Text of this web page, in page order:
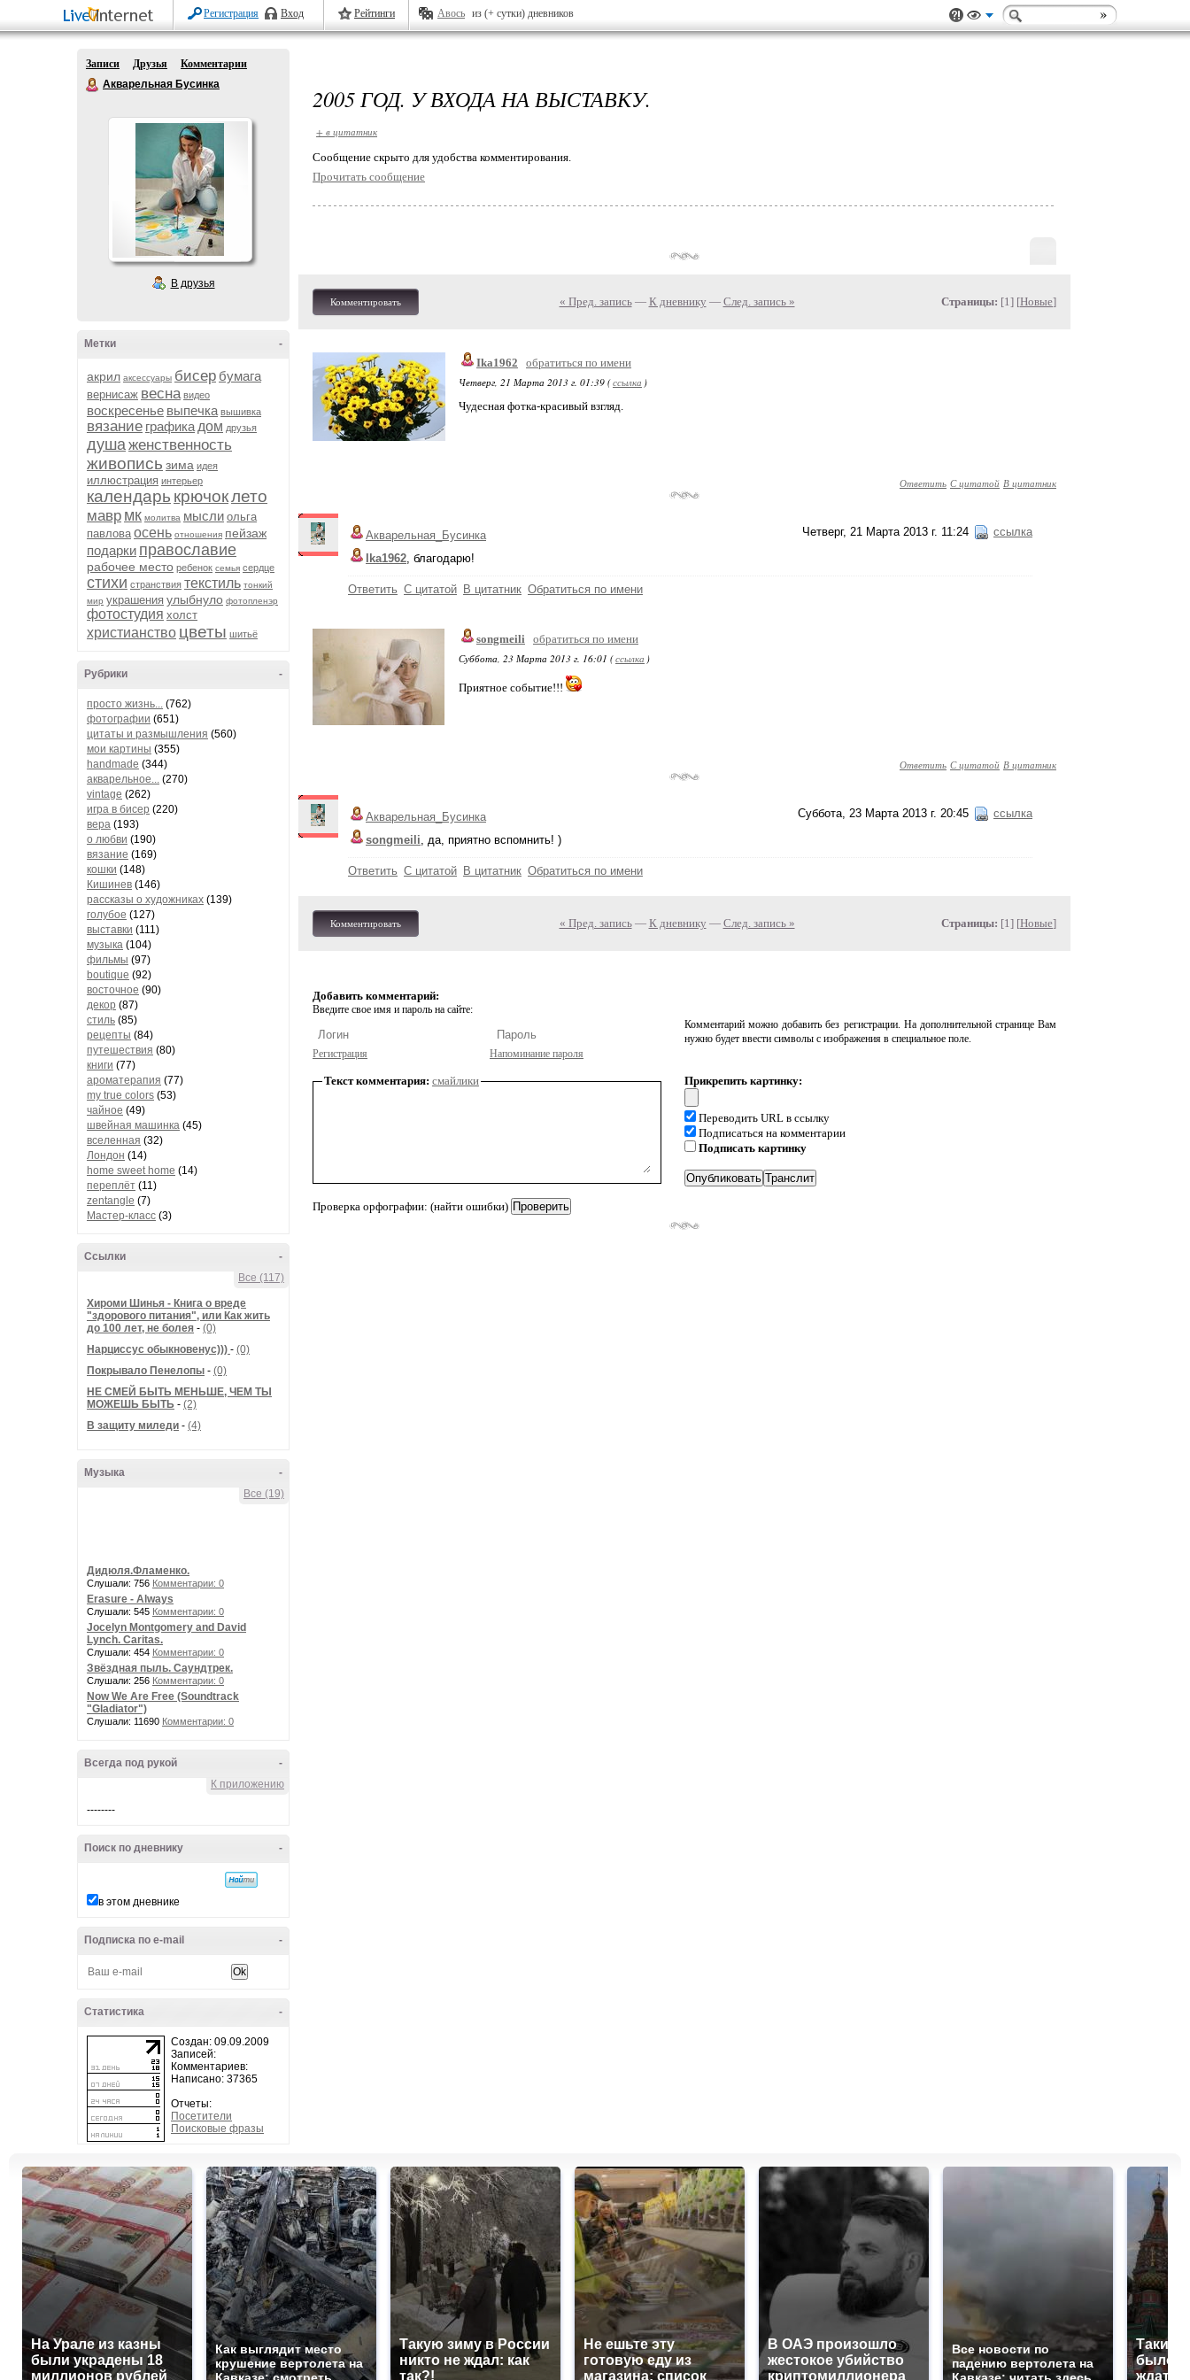
Регистрация Вход Рейтинги Авось из (+ сутки) дневников
Записи Друзья
Комментарии
Акварельная Бусинка
В друзья
-
Метки
акрил аксессуары бисер бумага
вернисаж весна видео
воскресенье выпечка вышивка
вязание графика дом друзья
душаженственность
живопись зима идея
иллюстрация интерьер
календарь крючоклето
мавр мк молитва мысли ольга
павлова осень отношения пейзаж
подарки православие
рабочее место ребенок семья сердце
стихи странствия текстиль тонкий
мир украшения улыбнуло фотопленэр
фотостудия холст
христианство цветы шитьё
-
Рубрики
просто жизнь... (762)
фотографии (651)
цитаты и размышления (560)
мои картины (355)
handmade (344)
акварельное... (270)
vintage (262)
игра в бисер (220)
вера (193)
о любви (190)
вязание (169)
кошки (148)
Кишинев (146)
рассказы о художниках (139)
голубое (127)
выставки (111)
музыка (104)
фильмы (97)
boutique (92)
восточное (90)
декор (87)
стиль (85)
рецепты (84)
путешествия (80)
книги (77)
ароматерапия (77)
my true colors (53)
чайное (49)
швейная машинка (45)
вселенная (32)
Лондон (14)
home sweet home (14)
переплёт (11)
zentangle (7)
Мастер-класс (3)
-
Ссылки
Все (117)
Хироми Шинья - Книга о вреде
"здорового питания", или Как жить
до 100 лет, не болея - (0)
Нарциссус обыкновенус))) - (0)
Покрывало Пенелопы - (0)
НЕ СМЕЙ БЫТЬ МЕНЬШЕ, ЧЕМ ТЫ
МОЖЕШЬ БЫТЬ - (2)
В защиту миледи - (4)
-
Музыка
Все (19)
Дидюля.Фламенко.
Слушали: 756 Комментарии: 0
Erasure - Always
Слушали: 545 Комментарии: 0
Jocelyn Montgomery and David
Lynch. Caritas.
Слушали: 454 Комментарии: 0
Звёздная пыль. Саундтрек.
Слушали: 256 Комментарии: 0
Now We Are Free (Soundtrack
"Gladiator")
Слушали: 11690 Комментарии: 0
-
Всегда под рукой
К приложению
--------
-
Поиск по дневнику
в этом дневнике
-
Подписка по e-mail
-
Статистика
Создан: 09.09.2009
Записей:
Комментариев:
Написано: 37365
Отчеты:
Посетители
Поисковые фразы
2005 ГОД. У ВХОДА НА ВЫСТАВКУ.
+ в цитатник
Cообщение скрыто для удобства комментирования.
Прочитать сообщение
Комментировать « Пред. запись— К дневнику — След. запись » Страницы: [1] [Новые]
Ika1962
обратиться по имени
Четверг, 21 Марта 2013 г. 01:39 (ссылка )
Чудесная фотка-красивый взгляд.
Ответить С цитатой В цитатник
Четверг, 21 Марта 2013 г. 11:24 ссылка
Акварельная_Бусинка
Ika1962, благодарю!
Ответить С цитатой В цитатник Обратиться по имени
songmeili обратиться по имени
Суббота, 23 Марта 2013 г. 16:01 (ссылка )
Приятное событие!!!
Ответить С цитатой В цитатник
Суббота, 23 Марта 2013 г. 20:45 ссылка
Акварельная_Бусинка
songmeili, да, приятно вспомнить! )
Ответить С цитатой В цитатник Обратиться по имени
Комментировать « Пред. запись— К дневнику — След. запись » Страницы: [1] [Новые]
Добавить комментарий:
Введите свое имя и пароль на сайте:
Регистрация Напоминание пароля
Комментарий можно добавить без регистрации. На дополнительной странице Вам
нужно будет ввести символы с изображения в специальное поле.
Текст комментария: смайлики
Проверка орфографии: (найти ошибки)
Прикрепить картинку:
Переводить URL в ссылку
Подписаться на комментарии
Подписать картинку
На Урале из казны
были украдены 18
миллионов рублей
Как выглядит место
крушение вертолета на
Такую зиму в России
никто не ждал: как
так?!
Не ешьте эту
готовую еду из
магазина: список
В ОАЭ произошло
жестокое убийство
криптомиллионера
Все новости по
падению вертолета на
Таких
было с
ждать